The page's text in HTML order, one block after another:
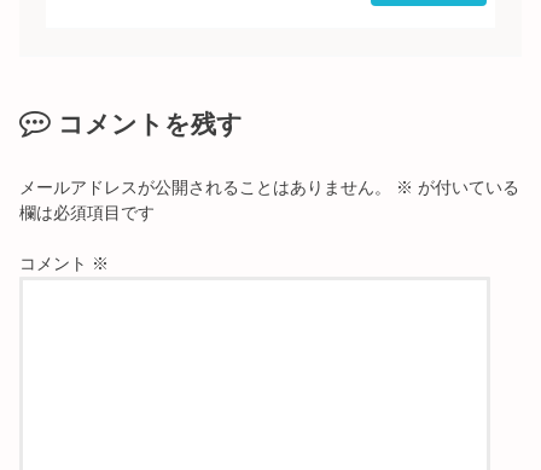
コメントを残す
メールアドレスが公開されることはありません。 ※ が付いている
欄は必須項目です
コメント ※